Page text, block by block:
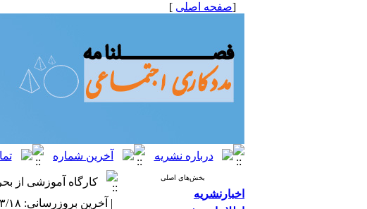
[صفحه اصلی ]
بخش‌های اصلی
اخبارنشریه
کارگاه آموزشی از
| آخرین بروزرسانی: ۱۴۰۴/۳/۱۸ |